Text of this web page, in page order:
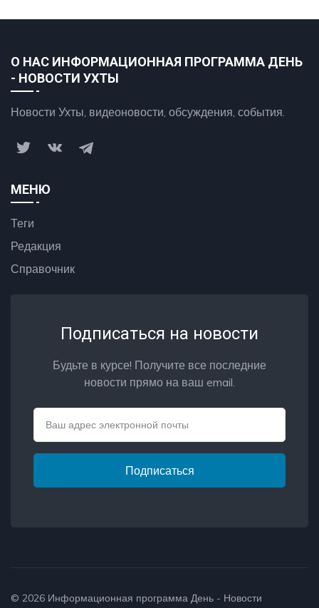
О НАС ИНФОРМАЦИОННАЯ ПРОГРАММА ДЕНЬ
- НОВОСТИ УХТЫ
Новости Ухты, видеоновости, обсуждения, события.
МЕНЮ
Теги
Редакция
Справочник
Подписаться на новости
Будьте в курсе! Получите все последние
новости прямо на ваш email.
Подписаться
© 2026 Информационная программа День - Новости